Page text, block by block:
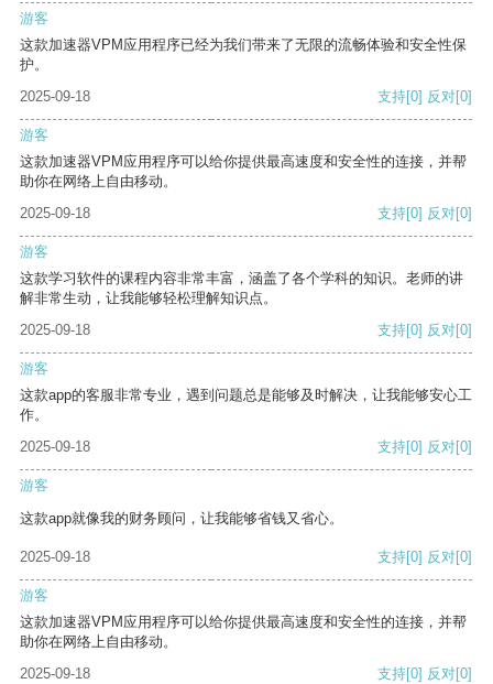
游客
这款加速器VPM应用程序已经为我们带来了无限的流畅体验和安全性保
护。
2025-09-18
支持[0] 反对[0]
游客
这款加速器VPM应用程序可以给你提供最高速度和安全性的连接，并帮
助你在网络上自由移动。
2025-09-18
支持[0] 反对[0]
游客
这款学习软件的课程内容非常丰富，涵盖了各个学科的知识。老师的讲
解非常生动，让我能够轻松理解知识点。
2025-09-18
支持[0] 反对[0]
游客
这款app的客服非常专业，遇到问题总是能够及时解决，让我能够安心工
作。
2025-09-18
支持[0] 反对[0]
游客
这款app就像我的财务顾问，让我能够省钱又省心。
2025-09-18 支持[0] 反对[0]
游客
这款加速器VPM应用程序可以给你提供最高速度和安全性的连接，并帮
助你在网络上自由移动。
2025-09-18
支持[0] 反对[0]